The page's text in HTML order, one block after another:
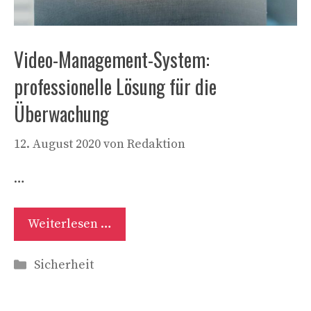
Video-Management-System:
professionelle Lösung für die
Überwachung
12. August 2020vonRedaktion
…
Weiterlesen …
Kategorien
Sicherheit